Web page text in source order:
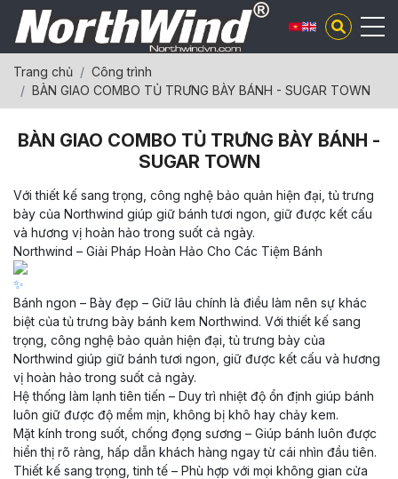
Trang chủ
Công trình
BÀN GIAO COMBO TỦ TRƯNG BÀY BÁNH - SUGAR TOWN
BÀN GIAO COMBO TỦ TRƯNG BÀY BÁNH -
SUGAR TOWN
Với thiết kế sang trọng, công nghệ bảo quản hiện đại, tủ trưng
bày của Northwind giúp giữ bánh tươi ngon, giữ được kết cấu
và hương vị hoàn hảo trong suốt cả ngày.
Northwind – Giải Pháp Hoàn Hảo Cho Các Tiệm Bánh
Bánh ngon – Bày đẹp – Giữ lâu chính là điều làm nên sự khác
biệt của tủ trưng bày bánh kem Northwind. Với thiết kế sang
trọng, công nghệ bảo quản hiện đại, tủ trưng bày của
Northwind giúp giữ bánh tươi ngon, giữ được kết cấu và hương
vị hoàn hảo trong suốt cả ngày.
Hệ thống làm lạnh tiên tiến – Duy trì nhiệt độ ổn định giúp bánh
luôn giữ được độ mềm mịn, không bị khô hay chảy kem.
Mặt kính trong suốt, chống đọng sương – Giúp bánh luôn được
hiển thị rõ ràng, hấp dẫn khách hàng ngay từ cái nhìn đầu tiên.
Thiết kế sang trọng, tinh tế – Phù hợp với mọi không gian cửa